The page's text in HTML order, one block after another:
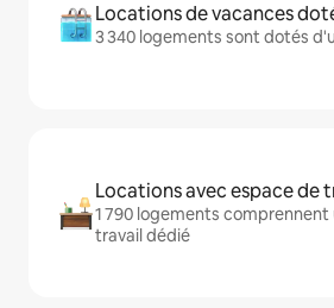
Locations de vacances
3 340 logements sont dotés
Locations avec espace de
1 790 logements comprennent
travail dédié